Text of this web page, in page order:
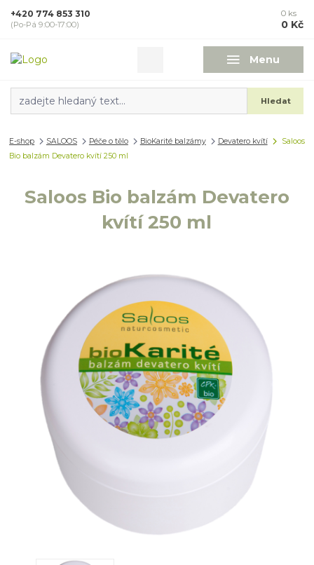
Menu
Hledat
+420 774 853 310
(Po-Pá 9:00-17:00)
0 ks
0 Kč
E-shop SALOOS Péče o tělo BioKarité balzámy Devatero kvítí
Saloos
Bio balzám Devatero kvítí 250 ml
Saloos Bio balzám Devatero
kvítí 250 ml